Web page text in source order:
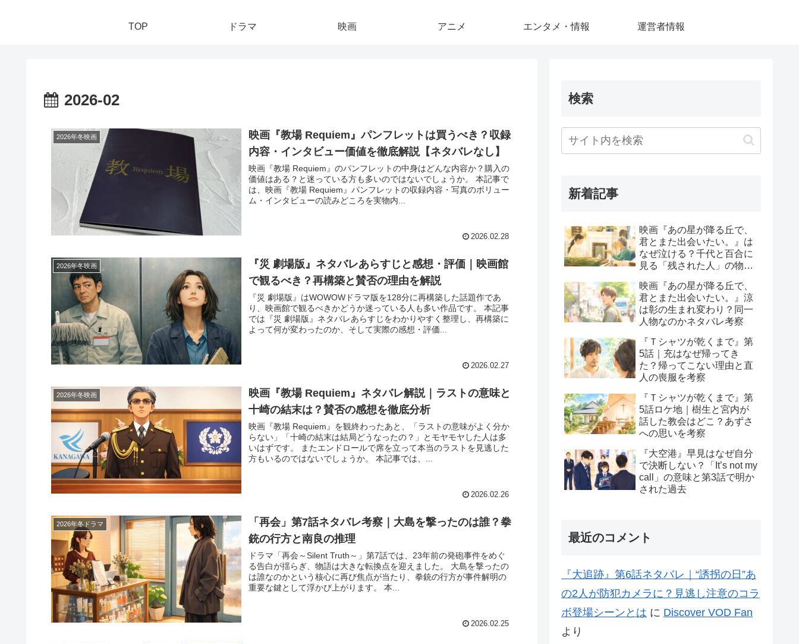
TOP ドラマ 映画 アニメ エンタメ・情報 運営者情報
2026-02
2026年冬映画
映画『教場 Requiem』パンフレットは買うべき？収録
内容・インタビュー価値を徹底解説【ネタバレなし】
映画『教場 Requiem』のパンフレットの中身はどんな内容か？購入の
価値はある？と迷っている方も多いのではないでしょうか。 本記事で
は、映画『教場 Requiem』パンフレットの収録内容・写真のボリュー
ム・インタビューの読みどころを実物内...
2026.02.28
2026年冬映画
『災 劇場版』ネタバレあらすじと感想・評価｜映画館
で観るべき？再構築と賛否の理由を解説
『災 劇場版』はWOWOWドラマ版を128分に再構築した話題作であ
り、映画館で観るべきかどうか迷っている人も多い作品です。 本記事
では『災 劇場版』ネタバレあらすじをわかりやすく整理し、再構築に
よって何が変わったのか、そして実際の感想・評価...
2026.02.27
2026年冬映画
映画『教場 Requiem』ネタバレ解説｜ラストの意味と
十崎の結末は？賛否の感想を徹底分析
映画『教場 Requiem』を観終わったあと、「ラストの意味がよく分か
らない」「十崎の結末は結局どうなったの？」とモヤモヤした人は多
いはずです。 またエンドロールで席を立って本当のラストを見逃した
方もいるのではないでしょうか。 本記事では、...
2026.02.26
2026年冬ドラマ
「再会」第7話ネタバレ考察｜大島を撃ったのは誰？拳
銃の行方と南良の推理
ドラマ「再会～Silent Truth～」第7話では、23年前の発砲事件をめぐ
る告白が揺らぎ、物語は大きな転換点を迎えました。 大島を撃ったの
は誰なのかという核心に再び焦点が当たり、拳銃の行方が事件解明の
重要な鍵として浮かび上がります。 本...
2026.02.25
検索
新着記事
映画『あの星が降る丘で、
君とまた出会いたい。』は
なぜ泣ける？千代と百合に
見る「残された人」の物語
映画『あの星が降る丘で、
君とまた出会いたい。』涼
は彰の生まれ変わり？同一
人物なのかネタバレ考察
『Ｔシャツが乾くまで』第
5話｜充はなぜ帰ってき
た？帰ってこない理由と直
人の喪服を考察
『Ｔシャツが乾くまで』第
5話ロケ地｜樹生と宮内が
話した教会はどこ？あずさ
への思いを考察
『大空港』早見はなぜ自分
で決断しない？「It’s not my
call」の意味と第3話で明か
された過去
最近のコメント
『大追跡』第6話ネタバレ｜“誘拐の日”あ
の2人が防犯カメラに？見逃し注意のコラ
ボ登場シーンとは に Discover VOD Fan
より